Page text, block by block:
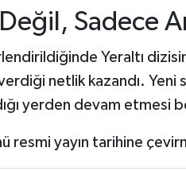
Sadece
Yeraltı
netlik kazandı. Yeni
yerden devam etmesi
resmi yayın tarihine